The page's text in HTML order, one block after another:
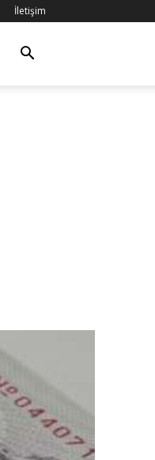
İletişim